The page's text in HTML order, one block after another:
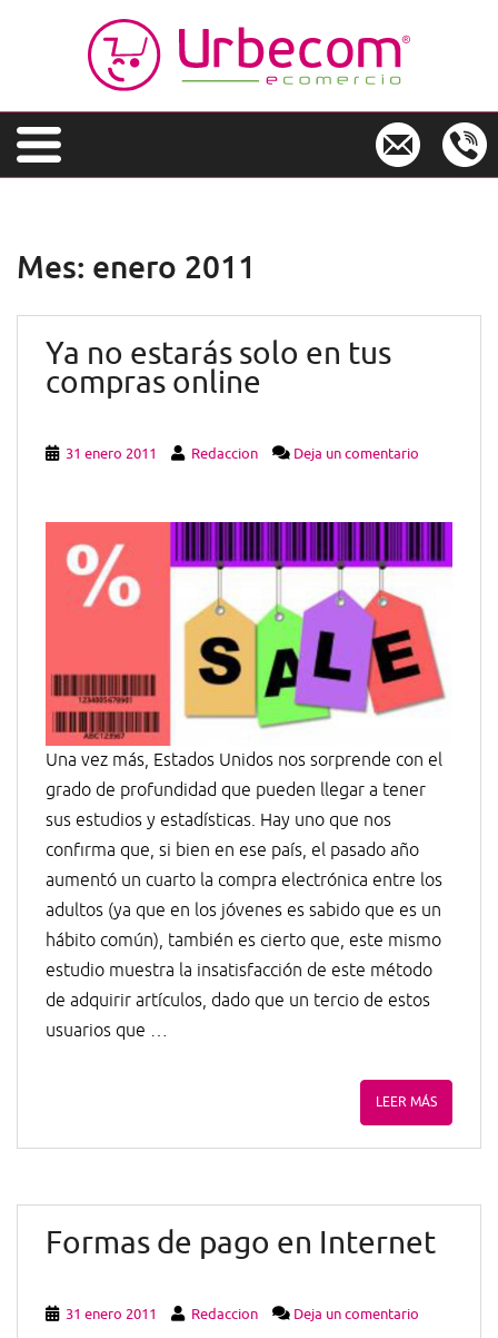
t
Mes: enero 2011
Ya no estarás solo en tus
compras online
31 enero 2011 Redaccion Deja un comentario
Una vez más, Estados Unidos nos sorprende con el
grado de profundidad que pueden llegar a tener
sus estudios y estadísticas. Hay uno que nos
confirma que, si bien en ese país, el pasado año
aumentó un cuarto la compra electrónica entre los
adultos (ya que en los jóvenes es sabido que es un
hábito común), también es cierto que, este mismo
estudio muestra la insatisfacción de este método
de adquirir artículos, dado que un tercio de estos
usuarios que …
LEER MÁS
Formas de pago en Internet
31 enero 2011 Redaccion Deja un comentario